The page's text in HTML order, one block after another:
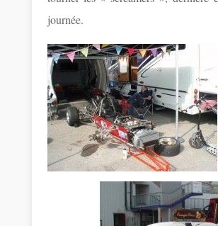
journée.